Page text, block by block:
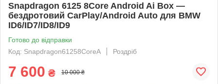
Snapdragon 6125 8Core Android Ai Box —
бездротовий CarPlay/Android Auto для BMW
ID6/ID7/ID8/ID9
Готово до відправки
Код: Snapdragon61258CoreA
Роздріб
7 600 ₴ 10 000 ₴